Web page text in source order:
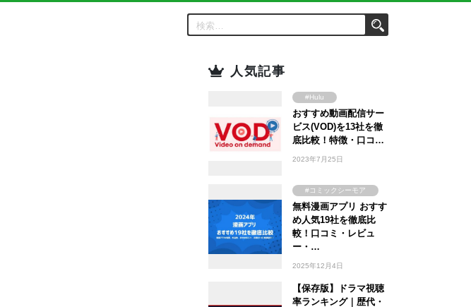
人気記事
#Hulu
#Amazon Prime
Video
#FOD
#WOWOW
#ABEMA
#Lemino
#DMM TV
おすすめ動画配信サー
ビス(VOD)を13社を徹
底比較！特徴・口コ…
2023年7月25日
#コミックシーモア
#ebookjapan
#まんが王国
無料漫画アプリ おすす
め人気19社を徹底比
較！口コミ・レビュ
ー・…
2025年12月4日
【保存版】ドラマ視聴
率ランキング｜歴代・